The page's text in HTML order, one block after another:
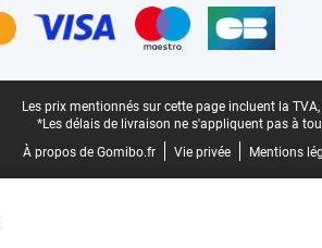
Les prix mentionnés sur cette page incluent la
*Les délais de livraison ne s'appliquent pas à
À propos de Gomibo.fr
Vie privée Mentions